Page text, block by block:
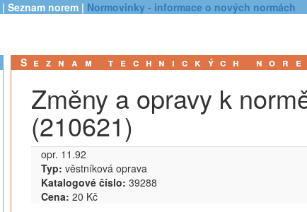
| Seznam norem | Normovinky - informace o nových normách
Seznam technických
Změny a opravy k
(210621)
opr. 11.92
Typ: věstníková oprava
Katalogové číslo: 39288
Cena: 20 Kč